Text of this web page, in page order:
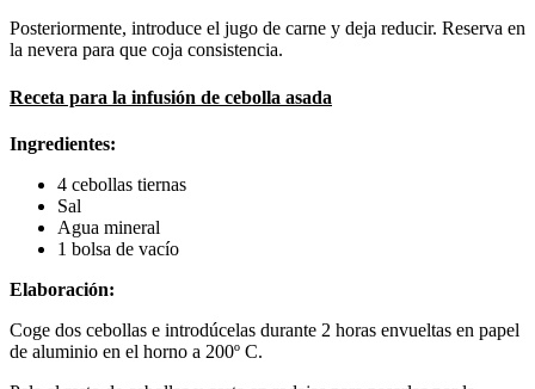
Posteriormente, introduce el jugo de carne y deja reducir. Reserva en
la nevera para que coja consistencia.
Receta para la infusión de cebolla asada
Ingredientes:
4 cebollas tiernas
Sal
Agua mineral
1 bolsa de vacío
Elaboración:
Coge dos cebollas e introdúcelas durante 2 horas envueltas en papel
de aluminio en el horno a 200º C.